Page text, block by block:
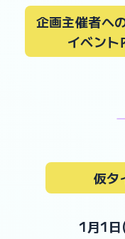
企画主催者へ
イベント
仮タ
1月1